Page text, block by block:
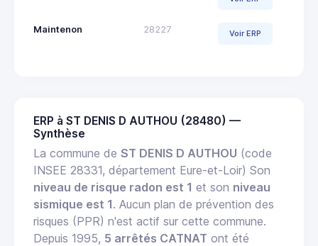
Maintenon 28227 Voir ERP
ERP à ST DENIS D AUTHOU (28480) —
Synthèse
La commune de ST DENIS D AUTHOU (code
INSEE 28331, département Eure-et-Loir) Son
niveau de risque radon est 1 et son niveau
sismique est 1. Aucun plan de prévention des
risques (PPR) n'est actif sur cette commune.
Depuis 1995, 5 arrêtés CATNAT ont été